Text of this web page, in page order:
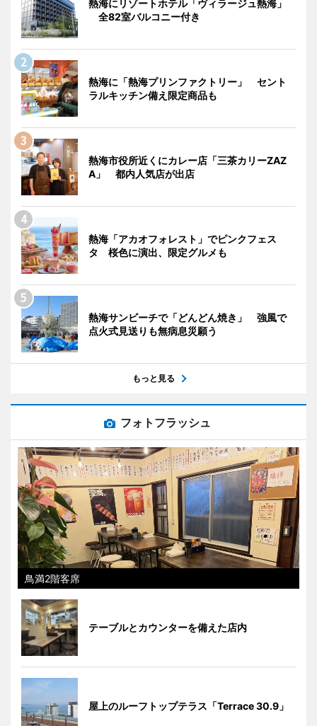
熱海にリゾートホテル「ヴィラージュ熱海」
全82室バルコニー付き
熱海に「熱海プリンファクトリー」 セント
ラルキッチン備え限定商品も
熱海市役所近くにカレー店「三茶カリーZAZ
A」 都内人気店が出店
熱海「アカオフォレスト」でピンクフェス
タ 桜色に演出、限定グルメも
熱海サンビーチで「どんどん焼き」 強風で
点火式見送りも無病息災願う
もっと見る
フォトフラッシュ
鳥満2階客席
テーブルとカウンターを備えた店内
屋上のルーフトップテラス「Terrace 30.9」